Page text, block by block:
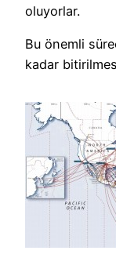
oluyorlar.
Bu önemli
kadar